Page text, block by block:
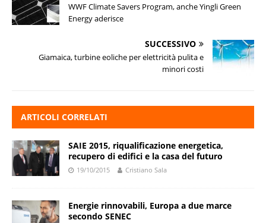
WWF Climate Savers Program, anche Yingli Green
Energy aderisce
SUCCESSIVO
Giamaica, turbine eoliche per elettricità pulita e
minori costi
ARTICOLI CORRELATI
SAIE 2015, riqualificazione energetica,
recupero di edifici e la casa del futuro
19/10/2015 Cristiano Sala
Energie rinnovabili, Europa a due marce
secondo SENEC